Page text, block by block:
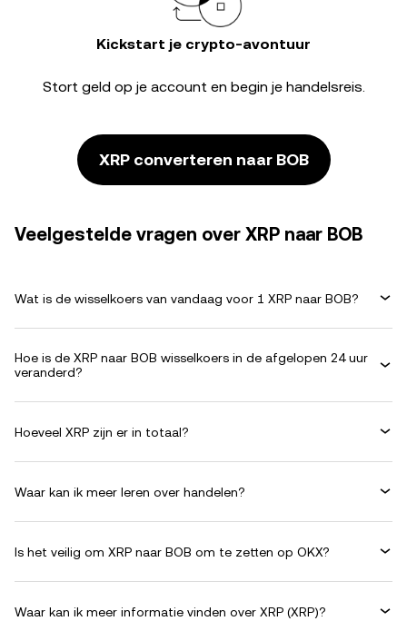
Kickstart je crypto-avontuur
Stort geld op je account en begin je handelsreis.
XRP converteren naar BOB
Veelgestelde vragen over XRP naar BOB
Wat is de wisselkoers van vandaag voor 1 XRP naar BOB?
Hoe is de XRP naar BOB wisselkoers in de afgelopen 24 uur
veranderd?
Hoeveel XRP zijn er in totaal?
Waar kan ik meer leren over handelen?
Is het veilig om XRP naar BOB om te zetten op OKX?
Waar kan ik meer informatie vinden over XRP (XRP)?